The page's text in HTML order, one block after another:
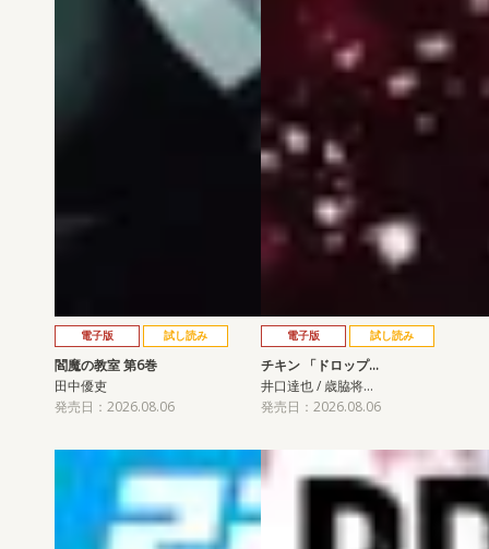
電子版 試し読み
閻魔の教室 第6巻
田中優吏
発売日：2026.08.06
電子版 試し読み
チキン 「ドロップ…
井口達也 / 歳脇将…
発売日：2026.08.06